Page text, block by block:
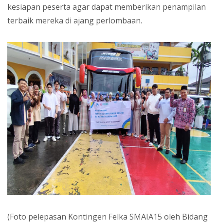
kesiapan peserta agar dapat memberikan penampilan
terbaik mereka di ajang perlombaan.
(Foto pelepasan Kontingen Felka SMAIA15 oleh Bidang